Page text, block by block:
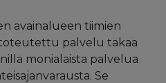
avainalueen tiimien
palvelu takaa
monialaista palvelua
Se